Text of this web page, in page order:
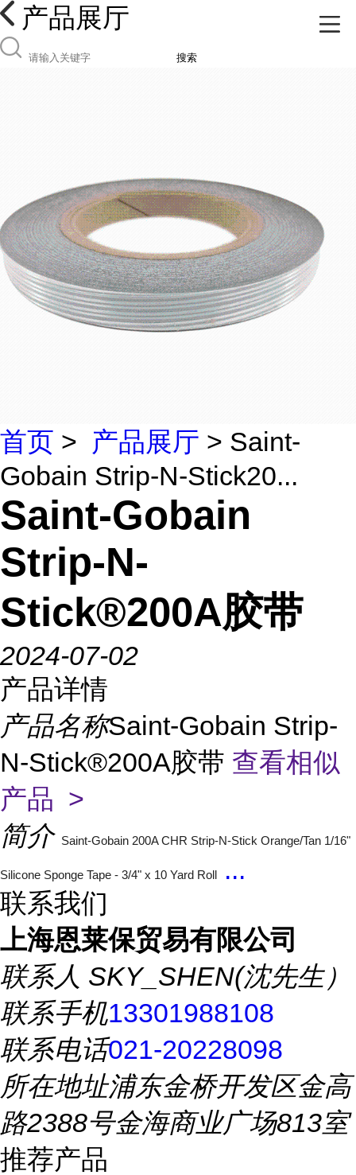
产品展厅
搜索
首页 > 产品展厅 > Saint-
Gobain Strip-N-Stick20...
Saint-Gobain
Strip-N-
Stick®200A胶带
2024-07-02
产品详情
产品名称Saint-Gobain Strip-
N-Stick®200A胶带 查看相似
产品 >
简介 Saint-Gobain 200A CHR Strip-N-Stick Orange/Tan 1/16"
Silicone Sponge Tape - 3/4" x 10 Yard Roll
...
联系我们
上海恩莱保贸易有限公司
联系人 SKY_SHEN(沈先生）
联系手机13301988108
联系电话021-20228098
所在地址浦东金桥开发区金高
路2388号金海商业广场813室
推荐产品